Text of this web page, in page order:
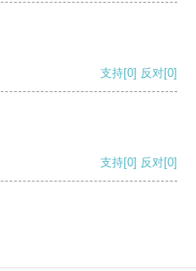
支持[0] 反对[0]
支持[0] 反对[0]